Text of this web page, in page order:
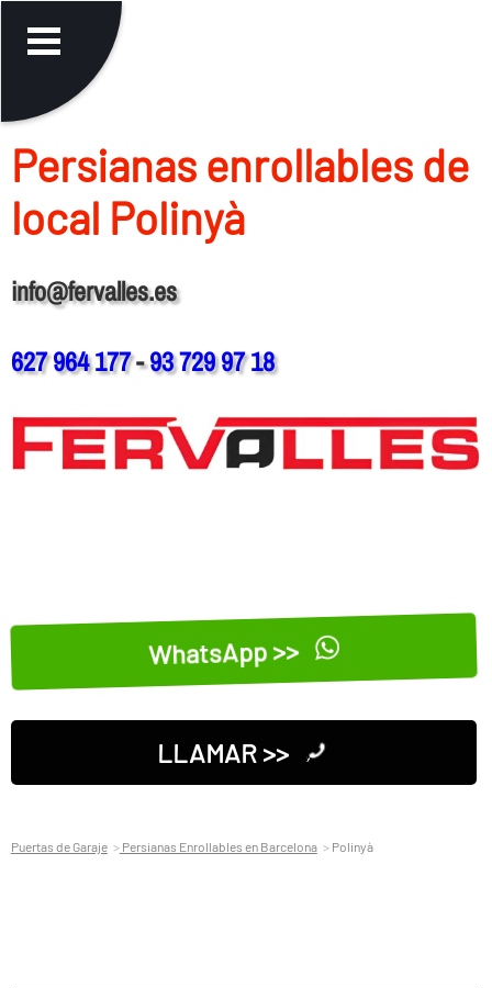
Persianas enrollables de
local Polinyà
info@fervalles.es
627 964 177-93 729 97 18
WhatsApp >>
LLAMAR >>
Puertas de Garaje Persianas Enrollables en Barcelona Polinyà